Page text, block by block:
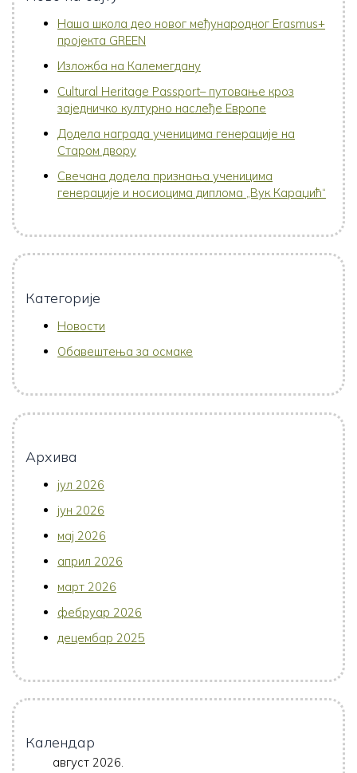
Наша школа део новог међународног Erasmus+
пројекта GREEN
Изложба на Калемегдану
Cultural Heritage Passport– путовање кроз
заједничко културно наслеђе Европе
Додела награда ученицима генерације на
Старом двору
Свечана додела признања ученицима
генерације и носиоцима диплома „Вук Караџић“
Категорије
Новости
Обавештења за осмаке
Архива
јул 2026
јун 2026
мај 2026
април 2026
март 2026
фебруар 2026
децембар 2025
Календар
август 2026.